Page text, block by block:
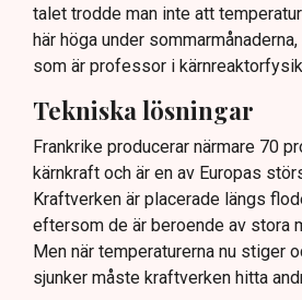
talet trodde man inte att
här höga under
som är professor i
Tekniska lösningar
Frankrike producerar närmare 70
kärnkraft och är en av Europas
Kraftverken är placerade längs
eftersom de är beroende av stora
Men när temperaturerna nu stiger
sjunker måste kraftverken hitta